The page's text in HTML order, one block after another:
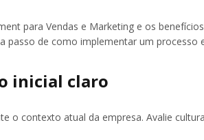
para Vendas e Marketing e os
passo de como implementar um processo
inicial claro
o contexto atual da empresa. Avalie